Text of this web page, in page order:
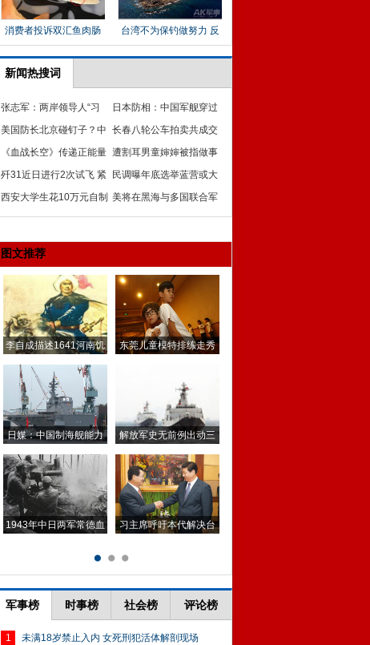
新闻热搜词
张志军：两岸领导人“习
马会”不须借助国际场合
日本防相：中国军舰穿过
冲绳海域是示威活动
美国防长北京碰钉子？中
方有话明说
长春八轮公车拍卖共成交
近500台 成交价1057万
《血战长空》传递正能量
向中国军人致敬
遭割耳男童婶婶被指做事
极端 曾因争执多次自杀
歼31近日进行2次试飞 紧
随新版歼20首飞
民调曝年底选举蓝营或大
败 蓝营“立委”:好事
西安大学生花10万元自制
飞机 成功试飞
美将在黑海与多国联合军
演 于俄“家门口”上演？
军事榜 时事榜 社会榜 评论榜
1
未满18岁禁止入内 女死刑犯活体解剖现场